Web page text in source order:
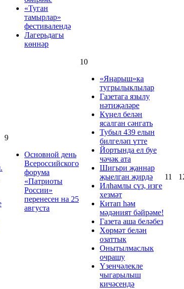
«Туган
тамырлар»
фестивалендә
Лагерьдагы
көннәр
9
Основной день
Всероссийского
форума
«Патриоты
России»
перенесен на 25
августа
10
«Яңарыш»ка
тугрылыклылар
Газетага язылу
нәтиҗәләре
Күңел белән
ясалган сәнгать
Тубыл 439 елын
билгеләп үтте
Йортында ел буе
чәчәк ата
Шигьри җаннар
җыелган җирдә
Илһамлы сүз, изге
хезмәт
Китап һәм
мәдәният бәйрәме!
Газета аша беләбез
Хөрмәт белән
озаттык
Онытылмаслык
очрашу
Үзенчәлекле
чыгарылыш
кичәсендә
11